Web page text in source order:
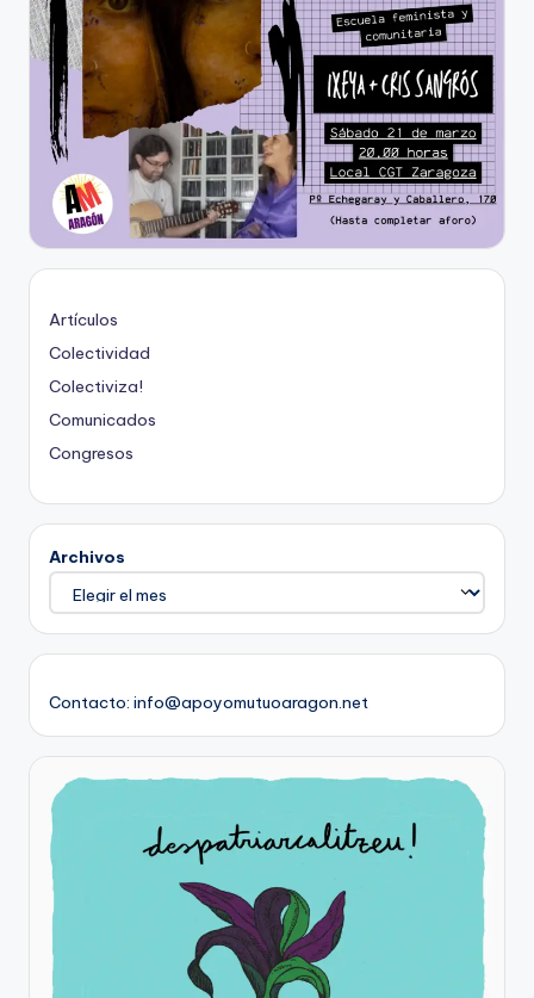
Artículos
Colectividad
Colectiviza!
Comunicados
Congresos
Archivos
Contacto: info@apoyomutuoaragon.net